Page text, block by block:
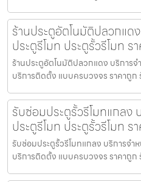
ร้านประตูอัตโนมัติปลวกแด
ประตูรีโมท ประตูรั้วรีโมท ร
ร้านประตูอัตโนมัติปลวกแดง บริการจ
บริการติดตั้ง แบบครบวงจร ราคาถูก
รับซ่อมประตูรั้วรีโมทแกลง
ประตูรีโมท ประตูรั้วรีโมท ร
รับซ่อมประตูรั้วรีโมทแกลง บริการจำ
บริการติดตั้ง แบบครบวงจร ราคาถูก